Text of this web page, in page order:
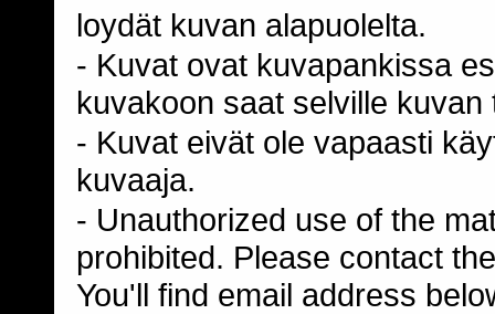
loydät kuvan alapuolelta.
- Kuvat ovat kuvapankissa
kuvakoon saat selville
- Kuvat eivät ole vapaasti
kuvaaja.
- Unauthorized use of the
prohibited. Please contact
You'll find email address